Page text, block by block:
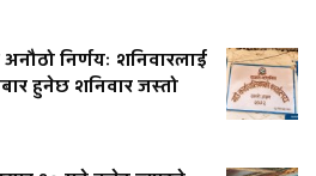
निर्णयः शनिवारलाई
हुनेछ शनिवार जस्तो